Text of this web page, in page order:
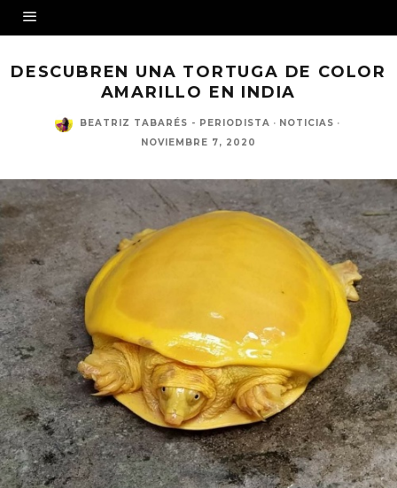
DESCUBREN UNA TORTUGA DE COLOR
AMARILLO EN INDIA
BEATRIZ TABARÉS - PERIODISTA · NOTICIAS ·
NOVIEMBRE 7, 2020